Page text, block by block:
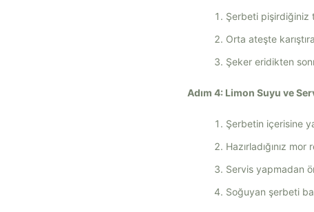
Şerbeti pişirdiğiniz
Orta ateşte
Şeker eridikten
Adım 4: Limon Suyu ve
Şerbetin içerisine
Hazırladığınız
Servis yapmadan
Soğuyan şerbeti